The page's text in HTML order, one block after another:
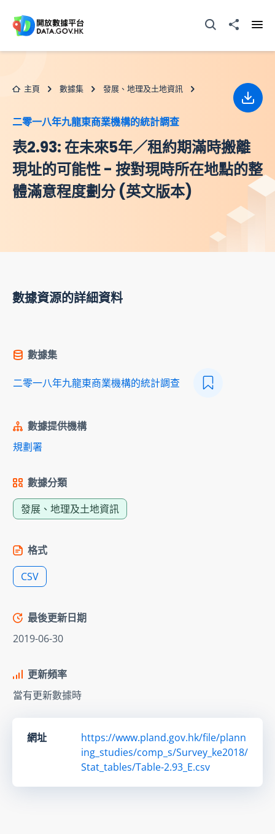
打開搜尋器分享至
主頁 數據集 發展、地理及土地資訊
二零一八年九龍東商業機構的統計調查
表2.93: 在未來5年／租約期滿時搬離
現址的可能性 - 按對現時所在地點的整
體滿意程度劃分 (英文版本)
下載
數據資源的詳細資料
數據集
二零一八年九龍東商業機構的統計調查
數據提供機構
規劃署
數據分類
發展、地理及土地資訊
格式
CSV
最後更新日期
2019-06-30
更新頻率
當有更新數據時
網址
https://www.pland.gov.hk/file/plann
ing_studies/comp_s/Survey_ke2018/
Stat_tables/Table-2.93_E.csv